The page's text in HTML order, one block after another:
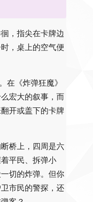
，指尖在卡牌边
，桌上的空气便
在《炸弹狂魔》
宏大的叙事，而
开或盖下的卡牌
桥上，四周是六
平民、拆弹小
切的炸弹。但你
市民的警探，还